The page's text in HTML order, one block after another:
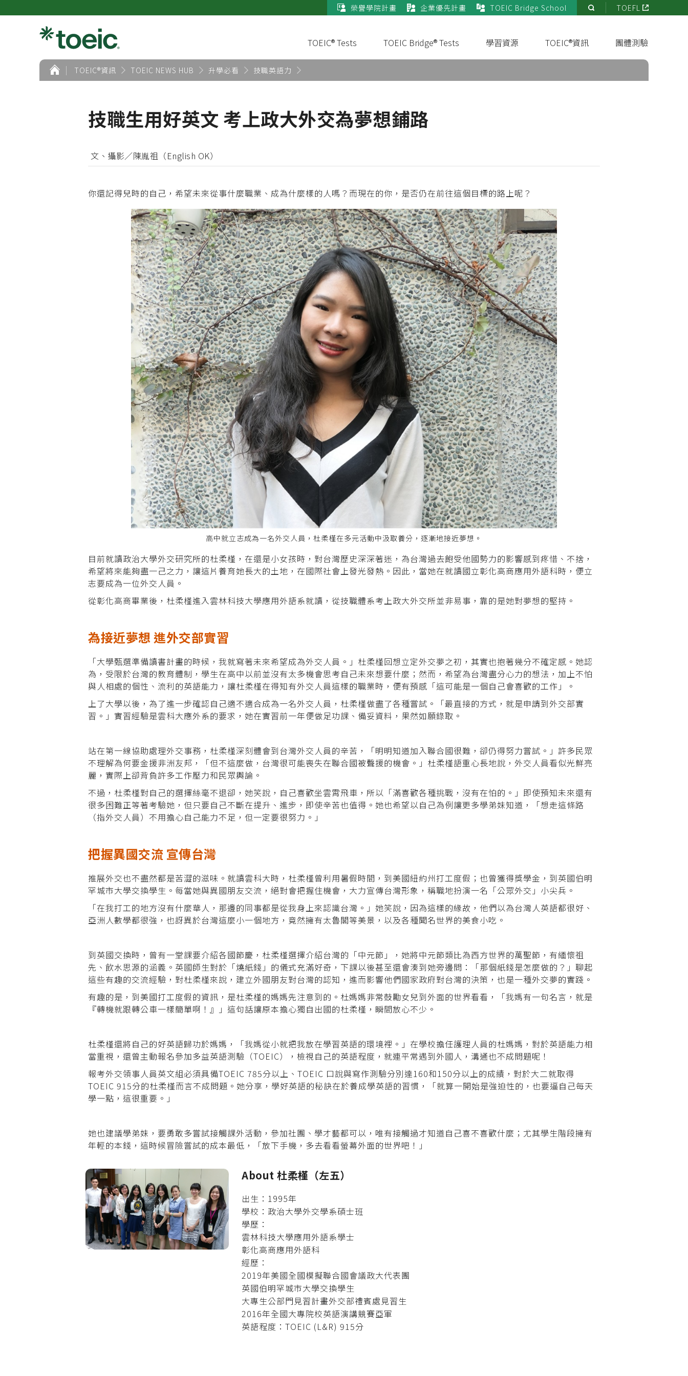
榮譽學院計畫 企業優先計畫 TOEIC Bridge School
站
TOEFL
TOEIC® Tests TOEIC Bridge® Tests 學習資源 TOEIC®資訊 團體測驗
首
頁
TOEIC®資訊 TOEIC NEWS HUB 升學必看 技職英語力
技職生用好英文 考上政大外交為夢想鋪路
文、攝影／陳胤祖（English OK）
你還記得兒時的自己，希望未來從事什麼職業、成為什麼樣的人嗎？而現在的你，是否仍在前往這個目標的路上呢？
高中就立志成為一名外交人員，杜柔槿在多元活動中汲取養分，逐漸地接近夢想。
目前就讀政治大學外交研究所的杜柔槿，在還是小女孩時，對台灣歷史深深著迷，為台灣過去飽受他國勢力的影響感到疼惜、不捨，
希望將來能夠盡一己之力，讓這片養育她長大的土地，在國際社會上發光發熱。因此，當她在就讀國立彰化高商應用外語科時，便立
志要成為一位外交人員。
從彰化高商畢業後，杜柔槿進入雲林科技大學應用外語系就讀，從技職體系考上政大外交所並非易事，靠的是她對夢想的堅持。
為接近夢想 進外交部實習
「大學甄選準備讀書計畫的時候，我就寫著未來希望成為外交人員。」杜柔槿回想立定外交夢之初，其實也抱著幾分不確定感。她認
為，受限於台灣的教育體制，學生在高中以前並沒有太多機會思考自己未來想要什麼；然而，希望為台灣盡分心力的想法，加上不怕
與人相處的個性、流利的英語能力，讓杜柔槿在得知有外交人員這樣的職業時，便有預感「這可能是一個自己會喜歡的工作」。
上了大學以後，為了進一步確認自己適不適合成為一名外交人員，杜柔槿做盡了各種嘗試。「最直接的方式，就是申請到外交部實
習。」實習經驗是雲科大應外系的要求，她在實習前一年便做足功課、備妥資料，果然如願錄取。
站在第一線協助處理外交事務，杜柔槿深刻體會到台灣外交人員的辛苦，「明明知道加入聯合國很難，卻仍得努力嘗試。」許多民眾
不理解為何要金援非洲友邦，「但不這麼做，台灣很可能喪失在聯合國被聲援的機會。」杜柔槿語重心長地說，外交人員看似光鮮亮
麗，實際上卻背負許多工作壓力和民眾輿論。
不過，杜柔槿對自己的選擇絲毫不退卻，她笑說，自己喜歡坐雲霄飛車，所以「滿喜歡各種挑戰，沒有在怕的。」即使預知未來還有
很多困難正等著考驗她，但只要自己不斷在提升、進步，即使辛苦也值得。她也希望以自己為例讓更多學弟妹知道，「想走這條路
（指外交人員）不用擔心自己能力不足，但一定要很努力。」
把握異國交流 宣傳台灣
推展外交也不盡然都是苦澀的滋味。就讀雲科大時，杜柔槿曾利用暑假時間，到美國紐約州打工度假；也曾獲得獎學金，到英國伯明
罕城市大學交換學生。每當她與異國朋友交流，絕對會把握住機會，大力宣傳台灣形象，稱職地扮演一名「公眾外交」小尖兵。
「在我打工的地方沒有什麼華人，那邊的同事都是從我身上來認識台灣。」她笑說，因為這樣的緣故，他們以為台灣人英語都很好、
亞洲人數學都很強，也訝異於台灣這麼小一個地方，竟然擁有太魯閣等美景，以及各種聞名世界的美食小吃。
到英國交換時，曾有一堂課要介紹各國節慶，杜柔槿選擇介紹台灣的「中元節」，她將中元節類比為西方世界的萬聖節，有緬懷祖
先、飲水思源的涵義。英國師生對於「燒紙錢」的儀式充滿好奇，下課以後甚至還會湊到她旁邊問：「那個紙錢是怎麼做的？」聊起
這些有趣的交流經驗，對杜柔槿來說，建立外國朋友對台灣的認知，進而影響他們國家政府對台灣的決策，也是一種外交夢的實踐。
有趣的是，到美國打工度假的資訊，是杜柔槿的媽媽先注意到的。杜媽媽非常鼓勵女兒到外面的世界看看，「我媽有一句名言，就是
『轉機就跟轉公車一樣簡單啊！』」這句話讓原本擔心獨自出國的杜柔槿，瞬間放心不少。
杜柔槿還將自己的好英語歸功於媽媽，「我媽從小就把我放在學習英語的環境裡。」在學校擔任護理人員的杜媽媽，對於英語能力相
當重視，還曾主動報名參加多益英語測驗（TOEIC），檢視自己的英語程度，就連平常遇到外國人，溝通也不成問題呢！
報考外交領事人員英文組必須具備TOEIC 785分以上、TOEIC 口說與寫作測驗分別達160和150分以上的成績，對於大二就取得
TOEIC 915分的杜柔槿而言不成問題。她分享，學好英語的秘訣在於養成學英語的習慣，「就算一開始是強迫性的，也要逼自己每天
學一點，這很重要。」
她也建議學弟妹，要勇敢多嘗試接觸課外活動，參加社團、學才藝都可以，唯有接觸過才知道自己喜不喜歡什麼；尤其學生階段擁有
年輕的本錢，這時候冒險嘗試的成本最低，「放下手機，多去看看螢幕外面的世界吧！」
About 杜柔槿（左五）
出生：1995年
學校：政治大學外交學系碩士班
學歷：
雲林科技大學應用外語系學士
彰化高商應用外語科
經歷：
2019年美國全國模擬聯合國會議政大代表團
英國伯明罕城市大學交換學生
大專生公部門見習計畫外交部禮賓處見習生
2016年全國大專院校英語演講競賽亞軍
英語程度：TOEIC (L&R) 915分